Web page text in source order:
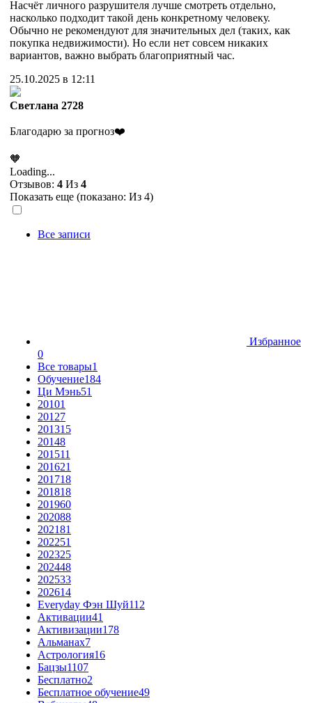
Насчёт личного разрушителя лучше смотреть отдельно,
насколько подходит такой день конкретному человеку.
Обычно не рекомендуют для значительных дел (таких, как
покупка недвижимости). Но если нет совсем никаких
вариантов, важно выбрать благоприятный час.
25.10.2025 в 12:11
Cветлана 2728
Благодарю за прогноз❤️
🧡
Loading...
Отзывов: 4 Из 4
Показать еще (показано: Из 4)
Все записи
Избранное
0
Все товары1
Обучение184
Ци Мэнь51
20101
20127
201315
20148
201511
201621
201718
201818
201960
202088
202181
202251
202325
202448
202533
202614
Everyday Фэн Шуй112
Активации41
Активизации178
Альманах7
Астрология16
Бацзы1107
Бесплатно2
Бесплатное обучение49